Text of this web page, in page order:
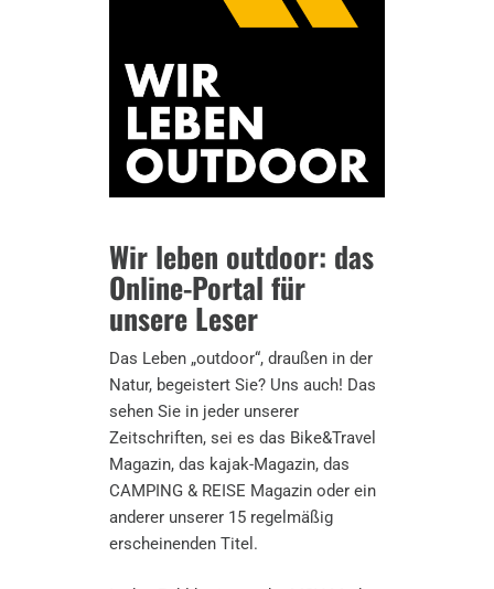
Wir leben outdoor: das
Online-Portal für
unsere Leser
Das Leben „outdoor“, draußen in der
Natur, begeistert Sie? Uns auch! Das
sehen Sie in jeder unserer
Zeitschriften, sei es das Bike&Travel
Magazin, das kajak-Magazin, das
CAMPING & REISE Magazin oder ein
anderer unserer 15 regelmäßig
erscheinenden Titel.